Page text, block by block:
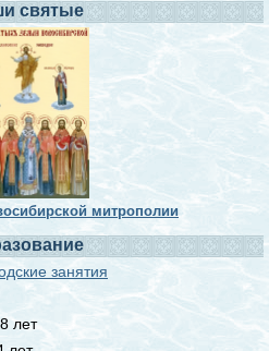
святые
митрополии
занятия
лет